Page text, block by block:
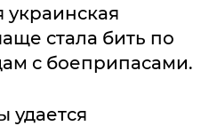
стала бить по
с боеприпасами.
удается